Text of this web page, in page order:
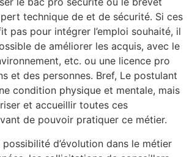
technique de et de sécurité. Si ces
pas pour intégrer l’emploi souhaité, il
de améliorer les acquis, avec le
etc. ou une licence pro
et des personnes. Bref, Le postulant
condition physique et mentale, mais
et accueillir toutes ces
de pouvoir pratiquer ce métier.
d’évolution dans le métier